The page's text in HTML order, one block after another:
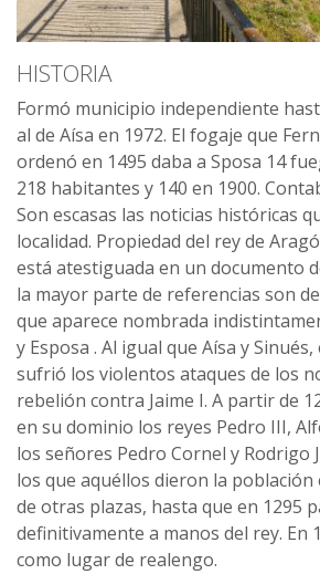
HISTORIA
Formó municipio independiente
al de Aísa en 1972. El fogaje que
ordenó en 1495 daba a Sposa 14
218 habitantes y 140 en 1900.
Son escasas las noticias históricas
localidad. Propiedad del rey de
está atestiguada en un documento
la mayor parte de referencias son
que aparece nombrada
y Esposa . Al igual que Aísa y
sufrió los violentos ataques de los
rebelión contra Jaime I. A partir de
en su dominio los reyes Pedro III,
los señores Pedro Cornel y Rodrigo
los que aquéllos dieron la población
de otras plazas, hasta que en 1295
definitivamente a manos del rey. En
como lugar de realengo.